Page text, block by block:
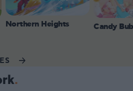
Northern Heights Candy